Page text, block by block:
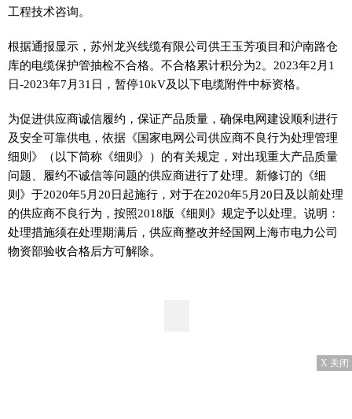
工程技术咨询。
根据通报显示，苏州龙兴线缆有限公司供王玉芳项目和沪南路仓
库的电缆保护管抽检不合格。不合格累计积分为2。2023年2月1
日-2023年7月31日，暂停10kV及以下电缆附件中标资格。
为促进供应商诚信履约，保证产品质量，确保电网建设顺利进行
及安全可靠供电，依据《国家电网公司供应商不良行为处理管理
细则》（以下简称《细则》）的有关规定，对出现重大产品质量
问题、履约不诚信等问题的供应商进行了处理。新修订的《细
则》于2020年5月20日起施行，对于在2020年5月20日及以前处理
的供应商不良行为，按照2018版《细则》规定予以处理。说明：
处理措施须在处理期满后，供应商整改并经国网上海市电力公司
物资部验收合格后方可解除。
X 关闭